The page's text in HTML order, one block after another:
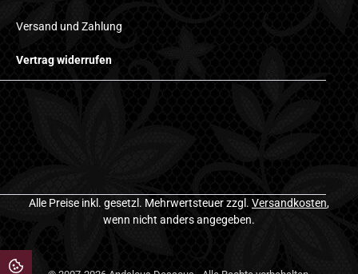
Versand und Zahlung
Vertrag widerrufen
Alle Preise inkl. gesetzl. Mehrwertsteuer zzgl. Versandkosten,
wenn nicht anders angegeben.